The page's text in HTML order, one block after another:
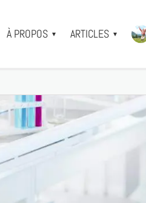
À PROPOS ▾ ARTICLES ▾